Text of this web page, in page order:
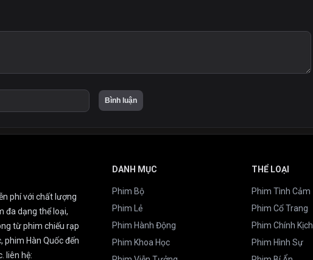
phí với chất lượng
đa dạng thể loại,
từ phim chiếu rạp
phim Hàn Quốc đến
liên hệ:
DANH MỤC
Phim Bộ
Phim Lẻ
Phim Hành Động
Phim Khoa Học
THỂ LOẠI
Phim Tình Cảm
Phim Cổ Trang
Phim Chính Kịch
Phim Hình Sự